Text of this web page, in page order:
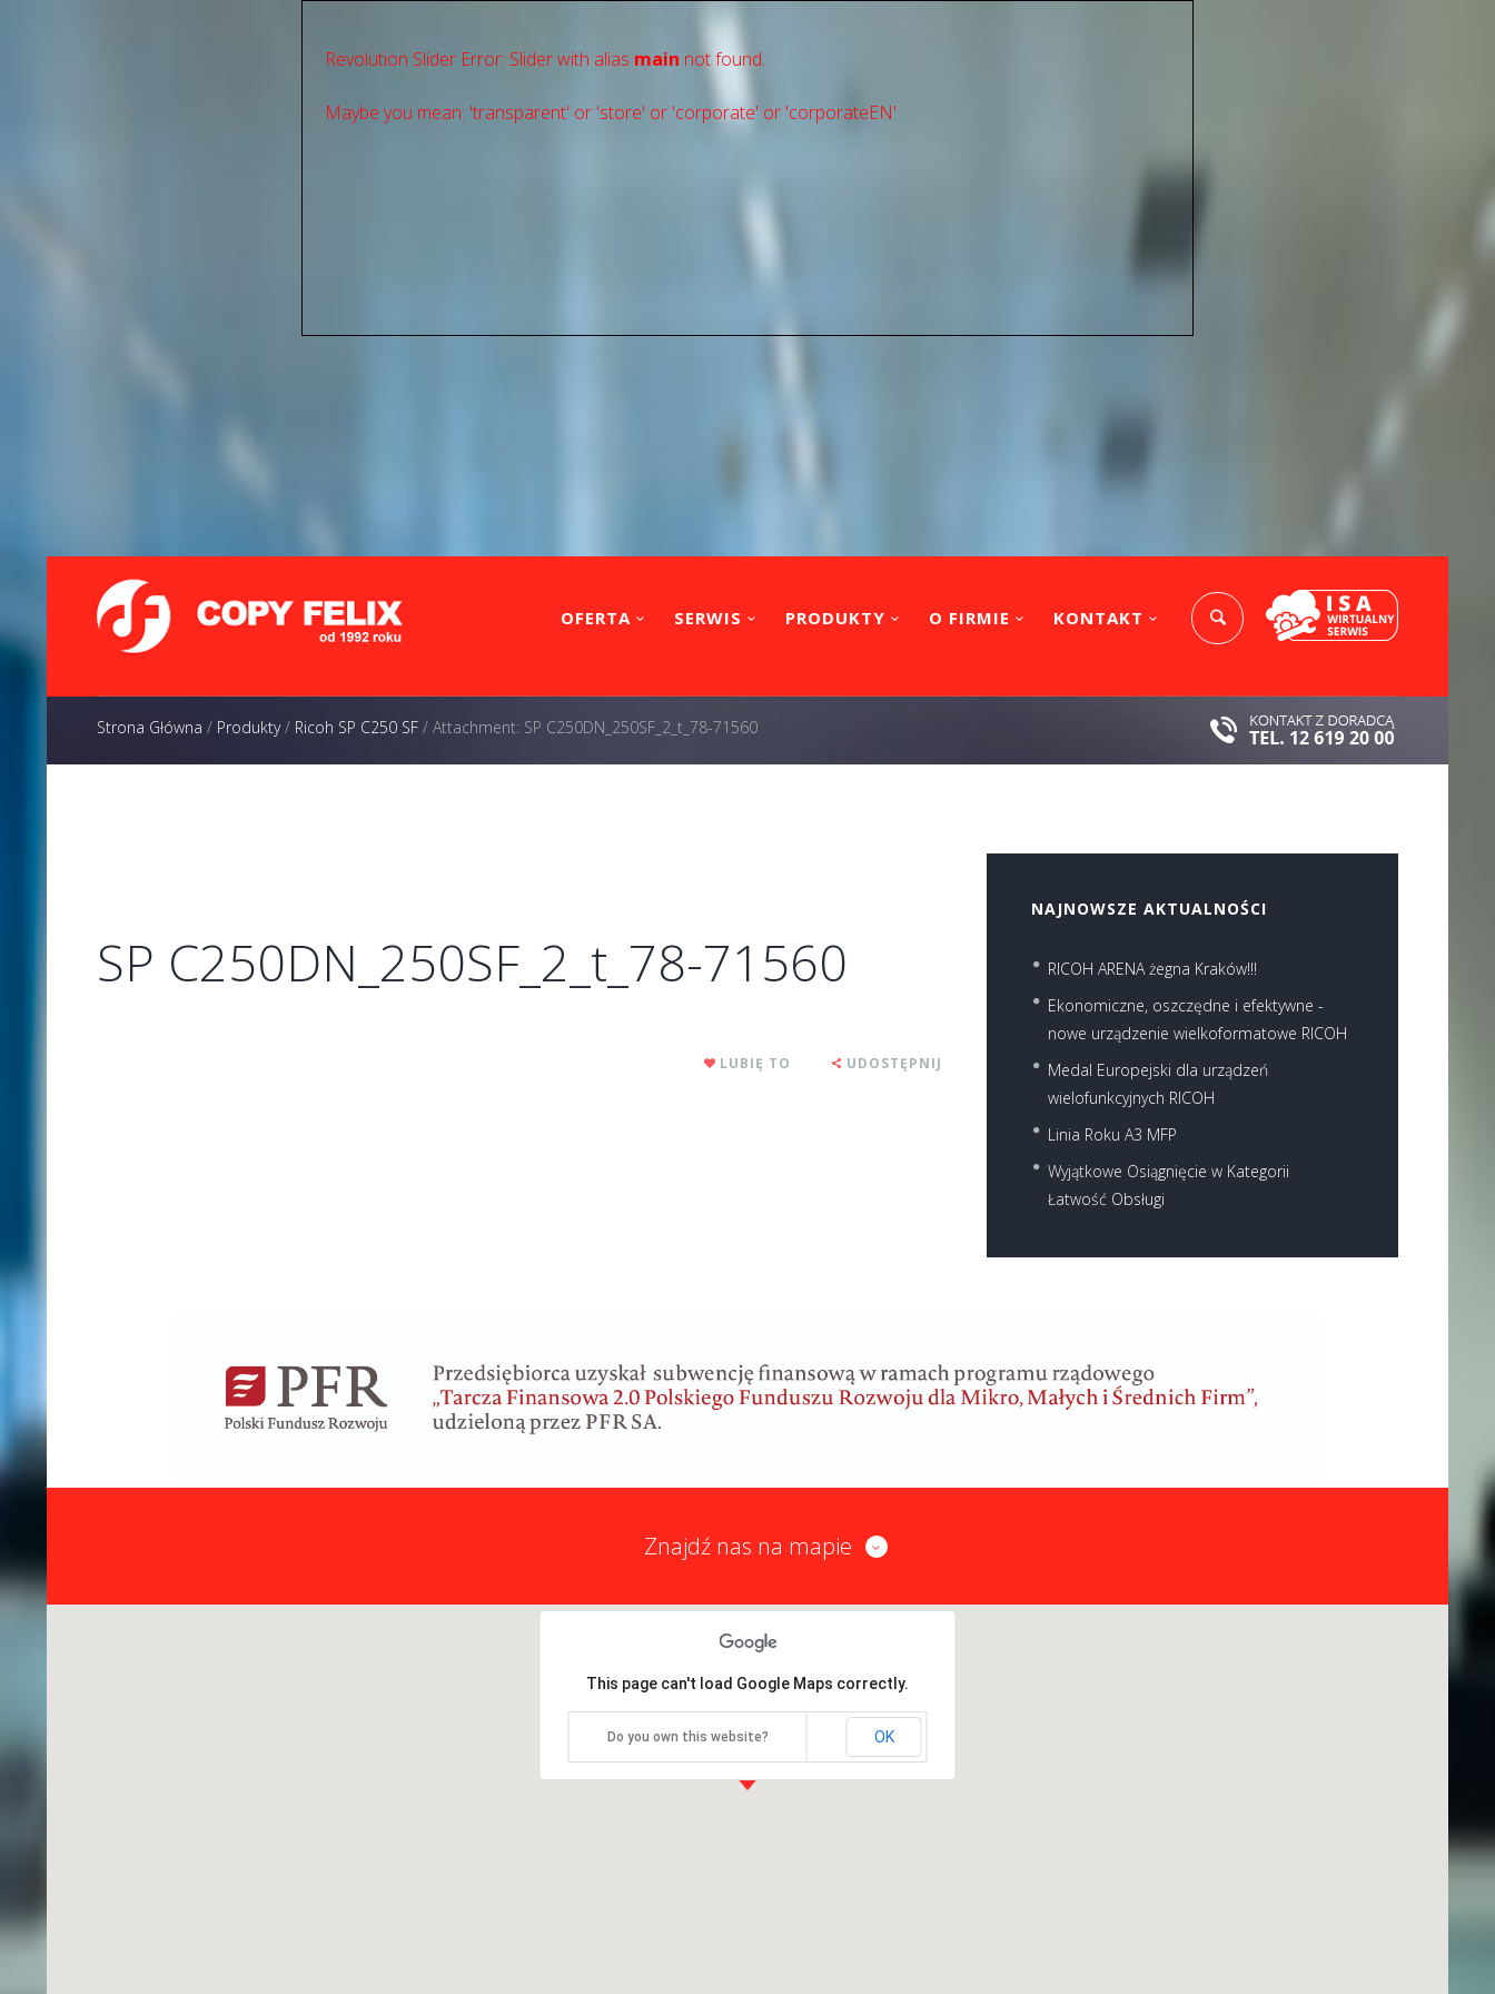
Revolution Slider Error: Slider with alias main not found.
Maybe you mean: 'transparent' or 'store' or 'сorporate' or 'corporateEN'
OFERTA SERWIS PRODUKTY O FIRMIE KONTAKT
Strona Główna / Produkty/ Ricoh SP C250 SF / Attachment: SP C250DN_250SF_2_t_78-71560
SP C250DN_250SF_2_t_78-71560
LUBIĘ TO UDOSTĘPNIJ
NAJNOWSZE AKTUALNOŚCI
RICOH ARENA żegna Kraków!!!
Ekonomiczne, oszczędne i efektywne -
nowe urządzenie wielkoformatowe RICOH
Medal Europejski dla urządzeń
wielofunkcyjnych RICOH
Linia Roku A3 MFP
Wyjątkowe Osiągnięcie w Kategorii
Łatwość Obsługi
Znajdź nas na mapie
This page can't load Google Maps correctly.
Do you own this website? OK